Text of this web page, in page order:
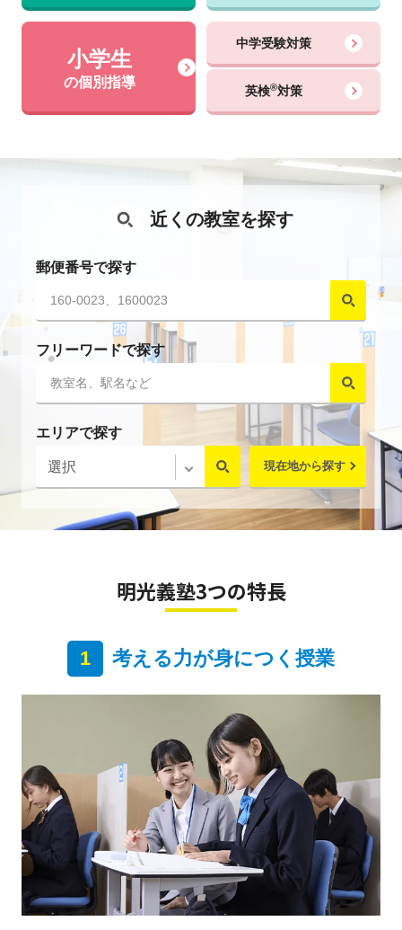
小学生
の個別指導
中学受験対策
英検®対策
近くの教室を探す
郵便番号で探す
フリーワードで探す
エリアで探す
現在地から探す
明光義塾3つの特長
1 考える力が身につく授業